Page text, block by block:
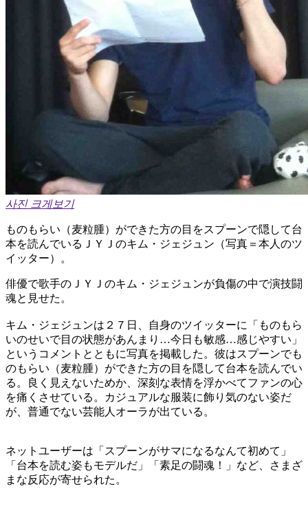
사진 크게보기
ものもらい（麦粒腫）ができた方の目をスプーンで隠して台
本を読んでいるＪＹＪのキム・ジェジュン（写真＝本人のツ
イッター）。
俳優で歌手のＪＹＪのキム・ジェジュンが負傷の中で演技闘
魂と見せた。
キム・ジェジュンは２７日、自身のツイッターに「ものもら
いのせいで目の状態があんまり…今日も敏感…感じやすい」
というコメントとともに写真を掲載した。彼はスプーンでも
のもらい（麦粒腫）ができた方の目を隠して台本を読んでい
る。良く見えないためか、深刻な表情を浮かべてファンの心
を痛くさせている。カジュアルな服装に飾り気のない姿だ
が、普通でない芸能人オーラが出ている。
ネットユーザーは「スプーンがサマになるなんて初めて」
「台本を読む姿もモデルだ」「素足の闘魂！」など、さまざ
まな反応が寄せられた。